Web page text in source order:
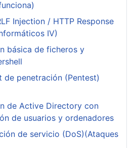
Injection / HTTP Response
IV)
básica de ficheros y
de penetración (Pentest)
de Active Directory con
de usuarios y ordenadores
de servicio (DoS)(Ataques